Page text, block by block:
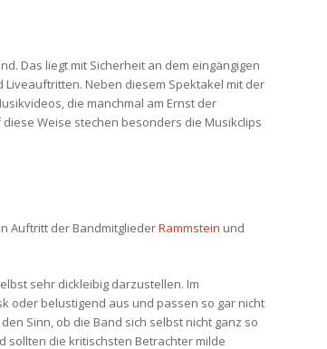
Das liegt mit Sicherheit an dem eingängigen
Neben diesem Spektakel mit der
die manchmal am Ernst der
Weise stechen besonders die Musikclips
Auftritt der BandmitgliederRammstein und
sehr dickleibig darzustellen. Im
oder belustigend aus und passen so gar nicht
Sinn, ob die Band sich selbst nicht ganz so
sollten die kritischsten Betrachter milde